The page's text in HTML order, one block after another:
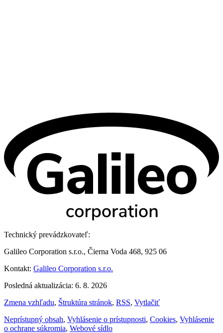
Technický prevádzkovateľ:
Galileo Corporation s.r.o., Čierna Voda 468, 925 06
Kontakt: Galileo Corporation s.r.o.
Posledná aktualizácia: 6. 8. 2026
Zmena vzhľadu, Štruktúra stránok, RSS, Vytlačiť
Neprístupný obsah, Vyhlásenie o prístupnosti, Cookies, Vyhlásenie
o ochrane súkromia, Webové sídlo